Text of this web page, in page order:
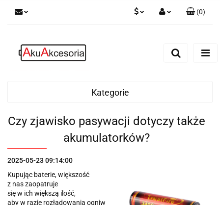
(0)
Kategorie
Czy zjawisko pasywacji dotyczy także
akumulatorków?
2025-05-23 09:14:00
Kupując baterie, większość
z nas zaopatruje
się w ich większą ilość,
aby w razie rozładowania ogniw